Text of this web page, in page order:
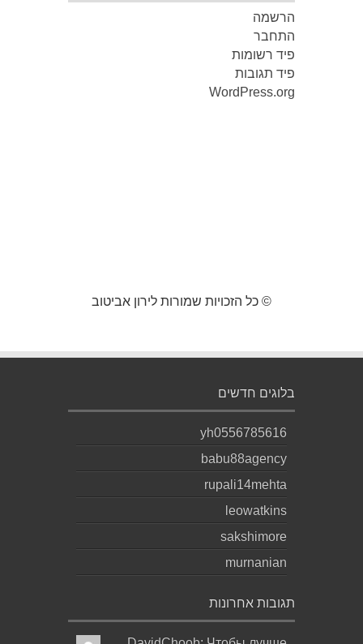
הרשמה
התחבר
פיד רשומות
פיד תגובות
WordPress.org
© כל הזכויות שמורות לירון אביטוב
בלוגים חדשים
yh0556785616
babu88agency
rupali14mehta
leowatkins
sakshimore
murnanian
תגובות אחרונות